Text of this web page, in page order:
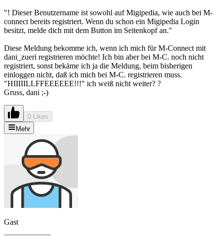
"! Dieser Benutzername ist sowohl auf Migipedia, wie auch bei M-
connect bereits registriert. Wenn du schon ein Migipedia Login
besitzt, melde dich mit dem Button im Seitenkopf an."
Diese Meldung bekomme ich, wenn ich mich für M-Connect mit
dani_zueri registrieren möchte! Ich bin aber bei M-C. noch nicht
registriert, sonst bekäme ich ja die Meldung, beim bisherigen
einloggen nicht, daß ich mich bei M-C. registrieren muss.
"HIIIIILLFFEEEEEE!!!" ich weiß nicht weiter? ?
Gruss, dani ;-)
0 Likes
Mehr
Gast